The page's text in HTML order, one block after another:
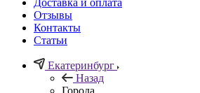
Доставка и оплата
Отзывы
Контакты
Статьи
Екатеринбург
Назад
Города